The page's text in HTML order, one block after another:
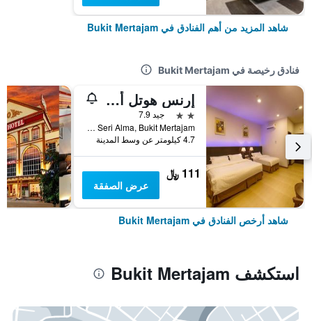
شاهد المزيد من أهم الفنادق في Bukit Mertajam
فنادق رخيصة في Bukit Mertajam
إرنس هوتل ألما بوكيت ميرتاجام
2 نجمتين
جيد 7.9
No 32 Lorong Seri Alma Pusat Perniagaan Seri Alma, Bukit Mertajam, ماليزيا
4.7 كيلومتر عن وسط المدينة
111 ﷼
عرض الصفقة
شاهد أرخص الفنادق في Bukit Mertajam
استكشف Bukit Mertajam